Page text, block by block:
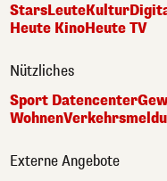
StarsLeuteKultur
Heute KinoHeute TV
Nützliches
Sport Datencenter
Wohnen
Externe Angebote